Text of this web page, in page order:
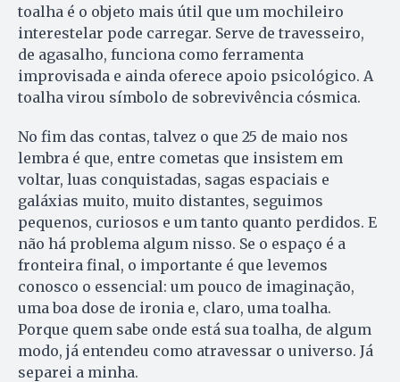
toalha é o objeto mais útil que um mochileiro
interestelar pode carregar. Serve de travesseiro,
de agasalho, funciona como ferramenta
improvisada e ainda oferece apoio psicológico. A
toalha virou símbolo de sobrevivência cósmica.
No fim das contas, talvez o que 25 de maio nos
lembra é que, entre cometas que insistem em
voltar, luas conquistadas, sagas espaciais e
galáxias muito, muito distantes, seguimos
pequenos, curiosos e um tanto quanto perdidos. E
não há problema algum nisso. Se o espaço é a
fronteira final, o importante é que levemos
conosco o essencial: um pouco de imaginação,
uma boa dose de ironia e, claro, uma toalha.
Porque quem sabe onde está sua toalha, de algum
modo, já entendeu como atravessar o universo. Já
separei a minha.